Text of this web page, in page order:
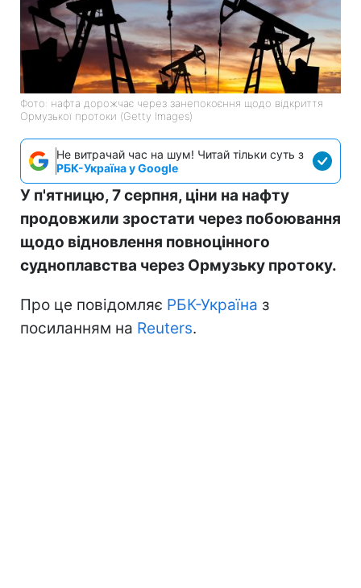
Фото: нафта дорожчає через занепокоєння щодо відкриття
Ормузької протоки (Getty Images)
Не витрачай час на шум! Читай тільки суть з
РБК-Україна у Google
У п'ятницю, 7 серпня, ціни на нафту
продовжили зростати через побоювання
щодо відновлення повноцінного
судноплавства через Ормузьку протоку.
Про це повідомляє РБК-Україна з
посиланням на Reuters.